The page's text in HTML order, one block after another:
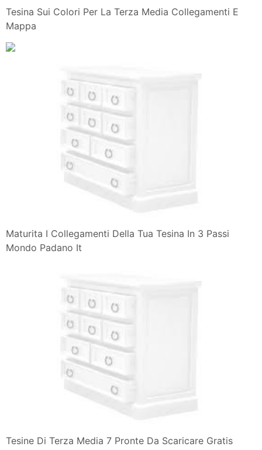
Tesina Sui Colori Per La Terza Media Collegamenti E
Mappa
Maturita I Collegamenti Della Tua Tesina In 3 Passi
Mondo Padano It
Tesine Di Terza Media 7 Pronte Da Scaricare Gratis